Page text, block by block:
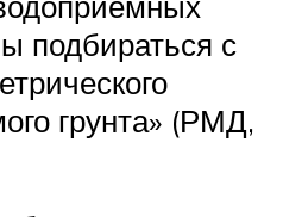
подбираться с
грунта» (РМД,